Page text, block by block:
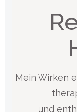
Mein Wirken
und